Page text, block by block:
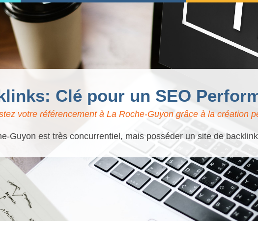
Clé pour un SEO
votre référencement à La Roche-Guyon grâce à la création
Guyon est très concurrentiel, mais posséder un site de